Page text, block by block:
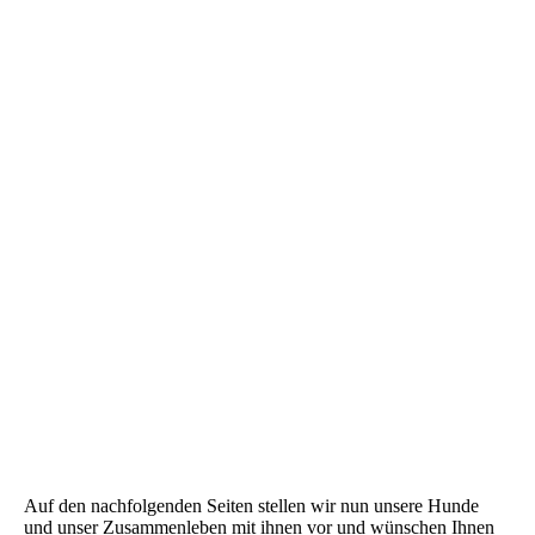
Auf den nachfolgenden Seiten stellen wir nun unsere Hunde
und unser Zusammenleben mit ihnen vor und wünschen Ihnen